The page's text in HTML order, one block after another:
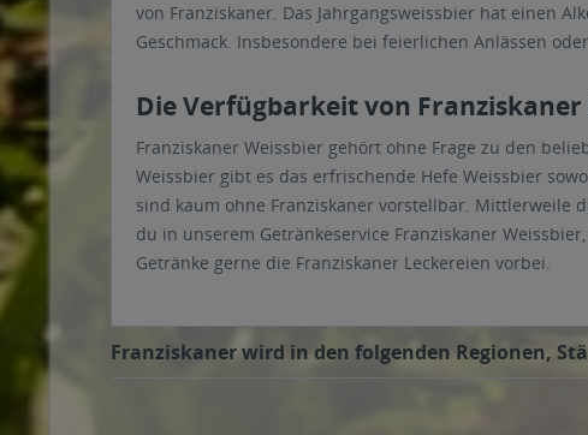
von Franziskaner. Das Jahrgangsweissbier hat einen
Geschmack. Insbesondere bei feierlichen Anlässen
Die Verfügbarkeit von Franziskaner
Franziskaner Weissbier gehört ohne Frage zu den
Weissbier gibt es das erfrischende Hefe Weissbier
sind kaum ohne Franziskaner vorstellbar. Mittlerweile
du in unserem Getränkeservice Franziskaner
Getränke gerne die Franziskaner Leckereien vorbei.
Franziskaner wird in den folgenden Regionen,